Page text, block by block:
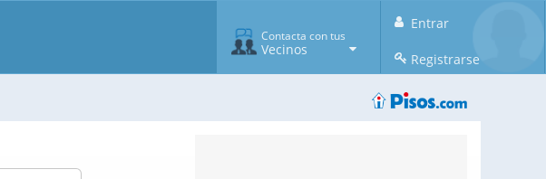
Entrar
Registrarse
Contacta con tus
Vecinos